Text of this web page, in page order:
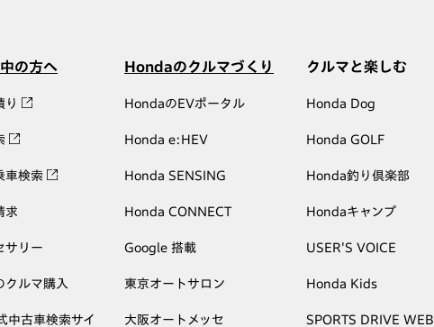
の方へ
り
車検索
求
サリー
クルマ購入
中古車検索サイ
Hondaのクルマづくり
HondaのEVポータル
Honda e:HEV
Honda SENSING
Honda CONNECT
Google 搭載
東京オートサロン
大阪オートメッセ
クルマと楽しむ
Honda Dog
Honda GOLF
Honda釣り倶楽部
Hondaキャンプ
USER'S VOICE
Honda Kids
SPORTS DRIVE WEB